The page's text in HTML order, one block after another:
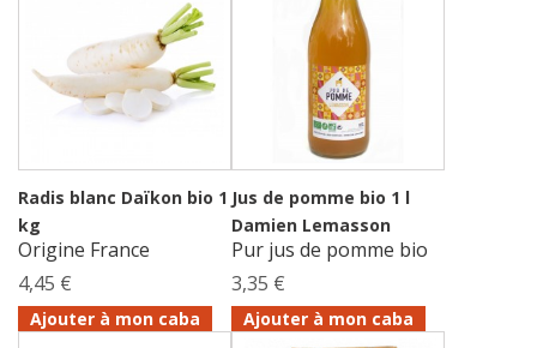
Radis blanc Daïkon bio 1
kg
Origine France
4,45 €
Ajouter à mon caba
Jus de pomme bio 1 l
Damien Lemasson
Pur jus de pomme bio
3,35 €
Ajouter à mon caba